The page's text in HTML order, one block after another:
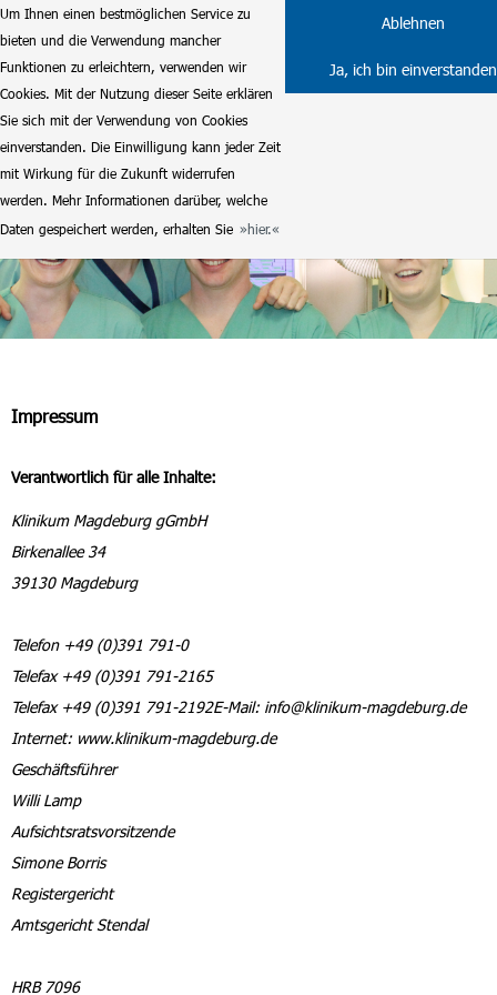
Um Ihnen einen bestmöglichen Service zu
bieten und die Verwendung mancher
Funktionen zu erleichtern, verwenden wir
Cookies. Mit der Nutzung dieser Seite erklären
Sie sich mit der Verwendung von Cookies
einverstanden. Die Einwilligung kann jeder Zeit
mit Wirkung für die Zukunft widerrufen
werden. Mehr Informationen darüber, welche
Daten gespeichert werden, erhalten Sie
hier.
Ablehnen
Ja, ich bin einverstanden
Impressum
Verantwortlich für alle Inhalte:
Klinikum Magdeburg gGmbH
Birkenallee 34
39130 Magdeburg
Telefon +49 (0)391 791-0
Telefax +49 (0)391 791-2165
Telefax +49 (0)391 791-2192E-Mail: info@klinikum-magdeburg.de
Internet: www.klinikum-magdeburg.de
Geschäftsführer
Willi Lamp
Aufsichtsratsvorsitzende
Simone Borris
Registergericht
Amtsgericht Stendal
HRB 7096